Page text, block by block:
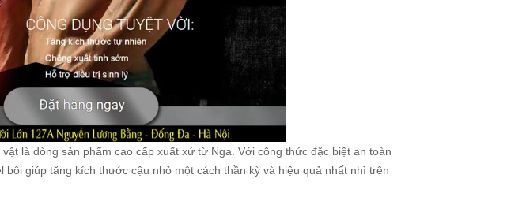
là dòng sản phẩm cao cấp xuất xứ từ Nga. Với công thức đặc biệt an toàn
giúp tăng kích thước cậu nhỏ một cách thần kỳ và hiệu quả nhất nhì trên